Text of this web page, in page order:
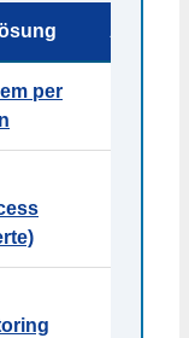
per